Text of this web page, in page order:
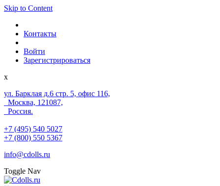
Skip to Content
Контакты
Войти
Зарегистрироваться
x
ул. Барклая д.6 стр. 5, офис 116,
Москва, 121087,
Россия.
+7 (495) 540 5027
+7 (800) 550 5367
info@cdolls.ru
Toggle Nav